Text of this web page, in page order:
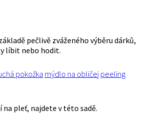
pečlivě zváženého výběru dárků,
líbit nebo hodit.
pokožka mýdlo na obličej peeling
na pleť, najdete v této sadě.